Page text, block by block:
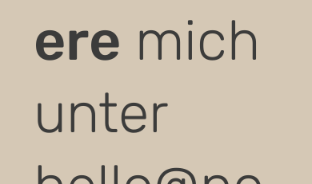
ere mich
unter